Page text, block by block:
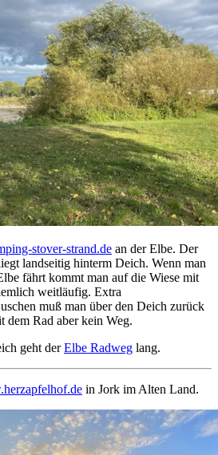
stover-strand.de an der Elbe. Der
landseitig hinterm Deich. Wenn man
fährt kommt man auf die Wiese mit
weitläufig. Extra
muß man über den Deich zurück
dem Rad aber kein Weg.
geht derElbe Radweg lang.
in Jork im Alten Land.